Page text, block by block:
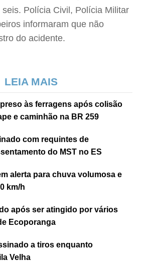
Polícia Civil, Polícia Militar
informaram que não
do acidente.
LEIA MAIS
às ferragens após colisão
e caminhão na BR 259
com requintes de
do MST no ES
alerta para chuva volumosa e
km/h
após ser atingido por vários
Ecoporanga
a tiros enquanto
Velha